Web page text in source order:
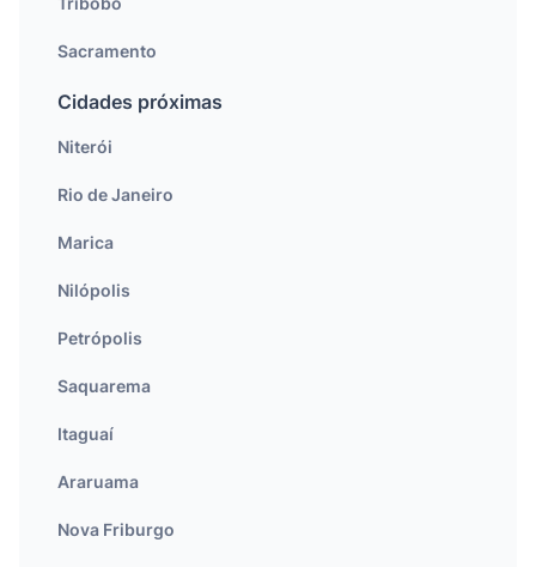
Sacramento
Cidades próximas
Niterói
Rio de Janeiro
Marica
Nilópolis
Petrópolis
Saquarema
Itaguaí
Araruama
Nova Friburgo